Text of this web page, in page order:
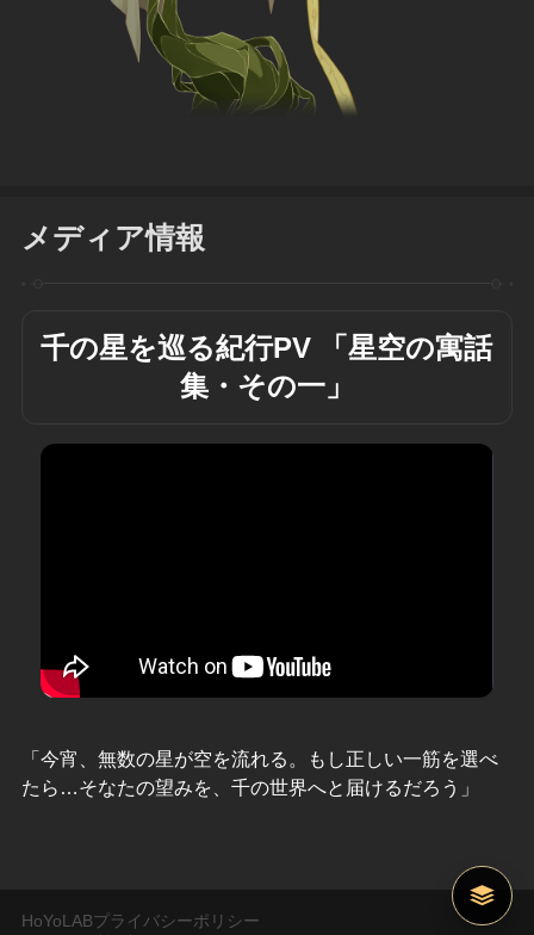
メディア情報
千の星を巡る紀行PV 「星空の寓話
集・その一」
「今宵、無数の星が空を流れる。もし正しい一筋を選べ
たら…そなたの望みを、千の世界へと届けるだろう」
HoYoLABプライバシーポリシー